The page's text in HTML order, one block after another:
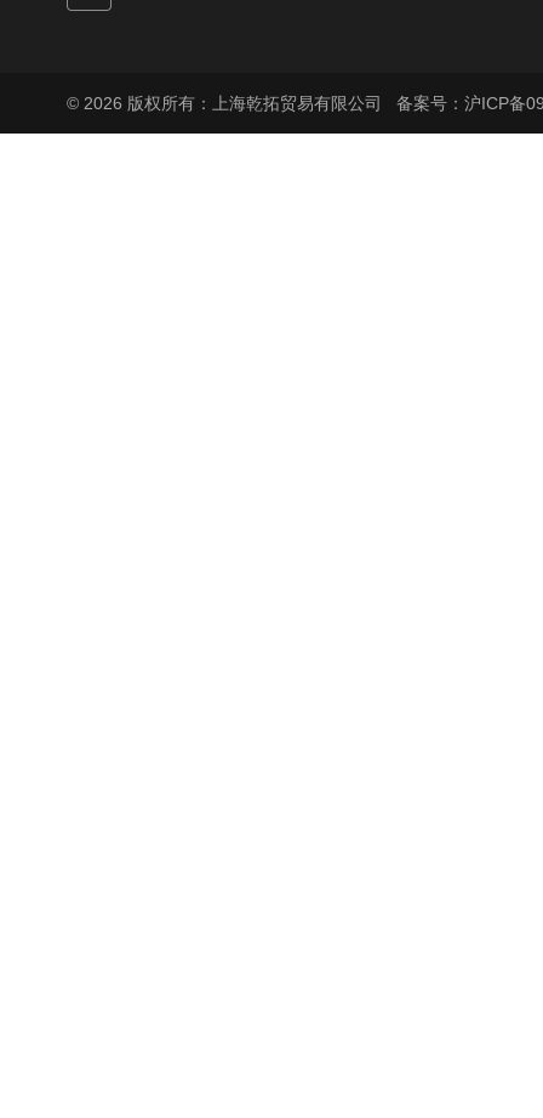
© 2026 版权所有：上海乾拓贸易有限公司 备案号：沪ICP备